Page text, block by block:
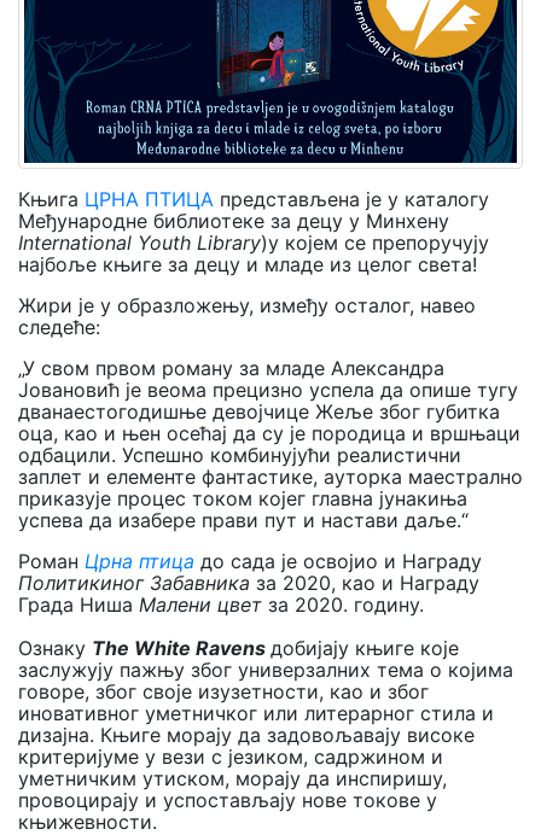
Књига ЦРНА ПТИЦА представљена је у каталогу
Међународне библиотеке за децу у Минхену
International Youth Library)у којем се препоручују
најбоље књиге за децу и младе из целог света!
Жири је у образложењу, између осталог, навео
следеће:
„У свом првом роману за младе Александра
Јовановић је веома прецизно успела да опише тугу
дванаестогодишње девојчице Жеље због губитка
оца, као и њен осећај да су је породица и вршњаци
одбацили. Успешно комбинујући реалистични
заплет и елементе фантастике, ауторка маестрално
приказује процес током којег главна јунакиња
успева да изабере прави пут и настави даље.“
Роман Црна птица до сада је освојио и Награду
Политикиног Забавника за 2020, као и Награду
Града Ниша Малени цвет за 2020. годину.
Ознаку The White Ravens добијају књиге које
заслужују пажњу због универзалних тема о којима
говоре, због своје изузетности, као и због
иновативног уметничког или литерарног стила и
дизајна. Књиге морају да задовољавају високе
критеријуме у вези с језиком, садржином и
уметничким утиском, морају да инспиришу,
провоцирају и успостављају нове токове у
књижевности.